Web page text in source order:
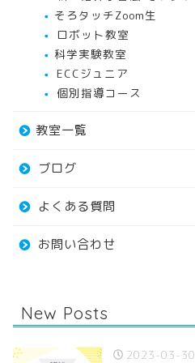
そろタッチZoom生
ロボット教室
科学実験教室
ECCジュニア
個別指導コース
教室一覧
ブログ
よくある質問
お問い合わせ
New Posts
2023-03-30